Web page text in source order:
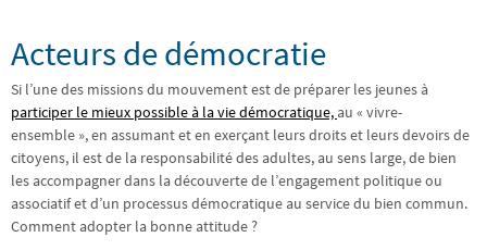
Acteurs de démocratie
Si l’une des missions du mouvement est de préparer les jeunes à
participer le mieux possible à la vie démocratique, au « vivre-
ensemble », en assumant et en exerçant leurs droits et leurs devoirs de
citoyens, il est de la responsabilité des adultes, au sens large, de bien
les accompagner dans la découverte de l’engagement politique ou
associatif et d’un processus démocratique au service du bien commun.
Comment adopter la bonne attitude ?